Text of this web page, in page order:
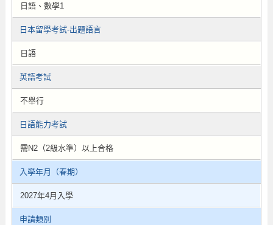
日語、數學1
日本留學考試-出題語言
日語
英語考試
不舉行
日語能力考試
需N2（2級水準）以上合格
入學年月（春期）
2027年4月入學
申請類別